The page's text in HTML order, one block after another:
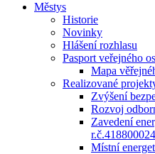
Městys
Historie
Novinky
Hlášení rozhlasu
Pasport veřejného
Mapa
Realizované
Zvýšení
Rozvoj
Zavedení
Místní